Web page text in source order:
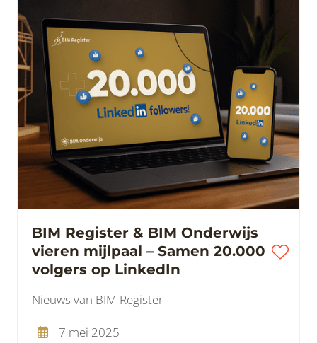
BIM Register & BIM Onderwijs
vieren mijlpaal – Samen 20.000
volgers op LinkedIn
Nieuws van BIM Register
7 mei 2025